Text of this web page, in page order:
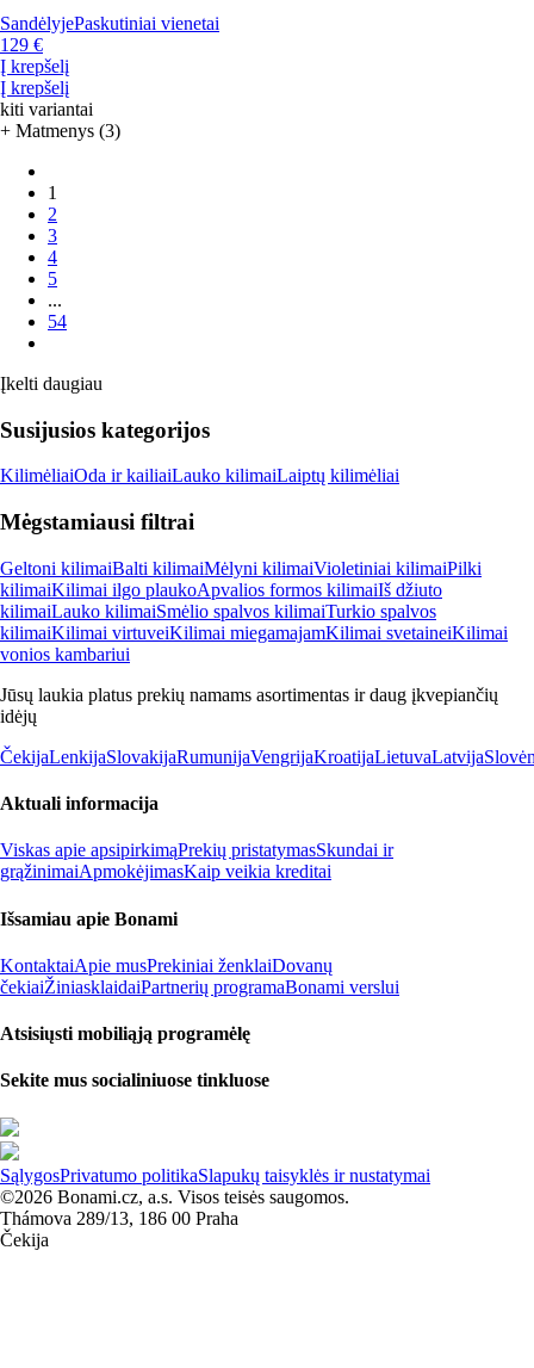
SandėlyjePaskutiniai vienetai
129 €
Į krepšelį
Į krepšelį
kiti variantai
+ Matmenys (3)
1
2
3
4
5
...
54
Įkelti daugiau
Susijusios kategorijos
KilimėliaiOda ir kailiaiLauko kilimaiLaiptų kilimėliai
Mėgstamiausi filtrai
Geltoni kilimaiBalti kilimaiMėlyni kilimaiVioletiniai kilimaiPilki
kilimaiKilimai ilgo plaukoApvalios formos kilimaiIš džiuto
kilimaiLauko kilimaiSmėlio spalvos kilimaiTurkio spalvos
kilimaiKilimai virtuveiKilimai miegamajamKilimai svetaineiKilimai
vonios kambariui
Jūsų laukia platus prekių namams asortimentas ir daug įkvepiančių
idėjų
ČekijaLenkijaSlovakijaRumunijaVengrijaKroatijaLietuvaLatvija
Aktuali informacija
Viskas apie apsipirkimąPrekių pristatymasSkundai ir
grąžinimaiApmokėjimasKaip veikia kreditai
Išsamiau apie Bonami
KontaktaiApie musPrekiniai ženklaiDovanų
čekiaiŽiniasklaidaiPartnerių programaBonami verslui
Atsisiųsti mobiliąją programėlę
Sekite mus socialiniuose tinkluose
SąlygosPrivatumo politikaSlapukų taisyklės ir nustatymai
©2026 Bonami.cz, a.s. Visos teisės saugomos.
Thámova 289/13, 186 00 Praha
Čekija